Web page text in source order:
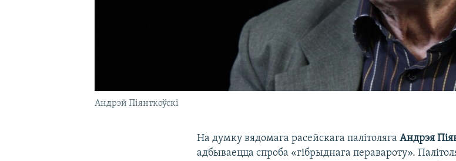
Андрэй Піянткоўскі
На думку вядомага расейскага палітолягаАндрэя
адбываецца спроба «гібрыднага перавароту».